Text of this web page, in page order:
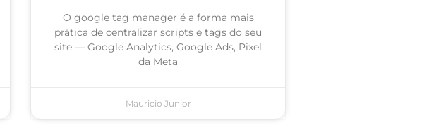
O google tag manager é a forma mais
prática de centralizar scripts e tags do seu
site — Google Analytics, Google Ads, Pixel
da Meta
Mauricio Junior